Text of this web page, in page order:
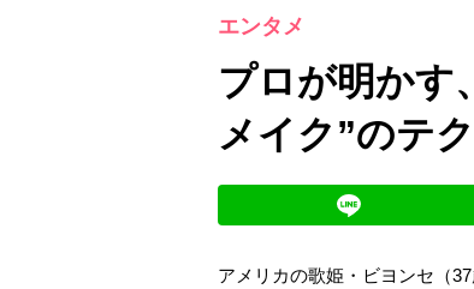
エンタメ
プロが明かす
メイク”のテク
アメリカの歌姫・ビヨンセ（